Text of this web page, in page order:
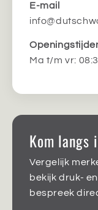
E-mail
Ma t/m vr:
Kom langs
Vergelijk
bekijk druk-
bespreek